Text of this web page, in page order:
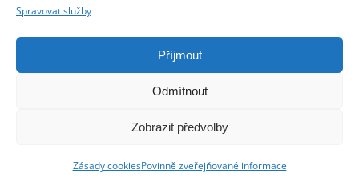
Spravovat služby
Příjmout
Odmítnout
Zobrazit předvolby
Zásady cookiesPovinně zveřejňované informace
Pokračováním přijímáte zásady ochrany osobních
Copyright jnn 2021 - 2025 | All Rights Reserved